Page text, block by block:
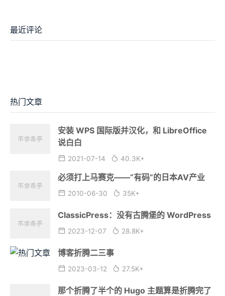
最近评论
热门文章
安装 WPS 国际版并汉化，和 LibreOffice
说白白
2021-07-14 40.3K+
必须打上马赛克——“有码”的日本AV产业
2010-06-30 35K+
ClassicPress：没有古腾堡的 WordPress
2023-12-07 28.8K+
博客折腾二三事
2023-03-12 27.5K+
那个折腾了半个的 Hugo 主题算是折腾完了